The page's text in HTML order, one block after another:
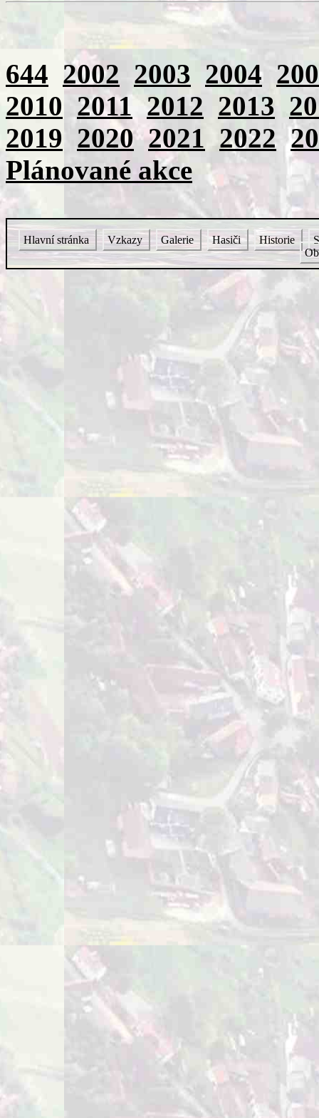
644 2002 2003 2004
2010 2011 2012 2013
2019 2020 2021 2022
Plánované akce
Hlavní stránka Vzkazy Galerie Hasiči Historie